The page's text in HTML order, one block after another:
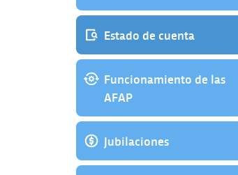
Estado de cuenta
Funcionamiento de las
AFAP
Jubilaciones